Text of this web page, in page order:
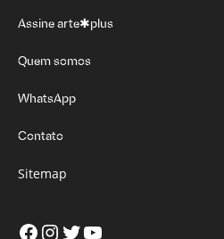
Assine arte✱plus
Quem somos
WhatsApp
Contato
Sitemap
Facebook
Instagram
Twitter
Youtube